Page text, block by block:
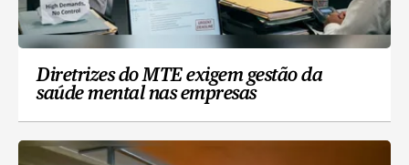
Diretrizes do MTE exigem gestão da
saúde mental nas empresas